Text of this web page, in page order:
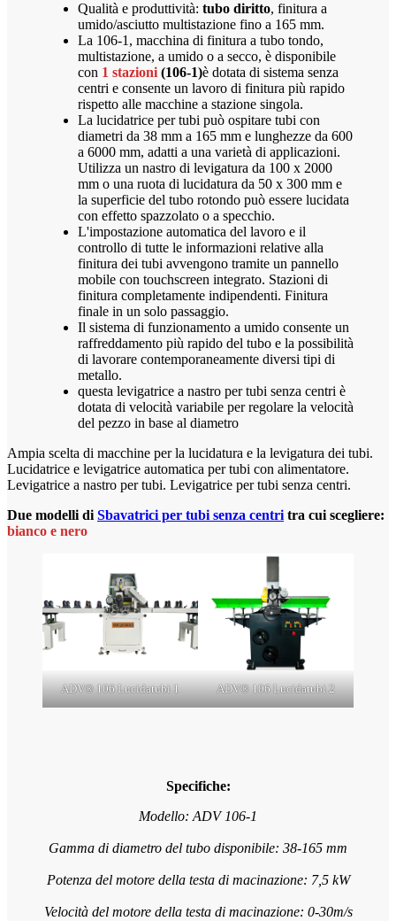
Qualità e produttività: tubo diritto, finitura a
umido/asciutto multistazione fino a 165 mm.
La 106-1, macchina di finitura a tubo tondo,
multistazione, a umido o a secco, è disponibile
con 1 stazioni(106-1)è dotata di sistema senza
centri e consente un lavoro di finitura più rapido
rispetto alle macchine a stazione singola.
La lucidatrice per tubi può ospitare tubi con
diametri da 38 mm a 165 mm e lunghezze da 600
a 6000 mm, adatti a una varietà di applicazioni.
Utilizza un nastro di levigatura da 100 x 2000
mm o una ruota di lucidatura da 50 x 300 mm e
la superficie del tubo rotondo può essere lucidata
con effetto spazzolato o a specchio.
L'impostazione automatica del lavoro e il
controllo di tutte le informazioni relative alla
finitura dei tubi avvengono tramite un pannello
mobile con touchscreen integrato. Stazioni di
finitura completamente indipendenti. Finitura
finale in un solo passaggio.
Il sistema di funzionamento a umido consente un
raffreddamento più rapido del tubo e la possibilità
di lavorare contemporaneamente diversi tipi di
metallo.
questa levigatrice a nastro per tubi senza centri è
dotata di velocità variabile per regolare la velocità
del pezzo in base al diametro
Ampia scelta di macchine per la lucidatura e la levigatura dei tubi.
Lucidatrice e levigatrice automatica per tubi con alimentatore.
Levigatrice a nastro per tubi. Levigatrice per tubi senza centri.
Due modelli diSbavatrici per tubi senza centritra cui scegliere:
bianco e nero
ADV® 106 Lucidatubi 1 ADV® 106 Lucidatubi 2
Specifiche:
Modello: ADV 106-1
Gamma di diametro del tubo disponibile: 38-165 mm
Potenza del motore della testa di macinazione: 7,5 kW
Velocità del motore della testa di macinazione: 0-30m/s